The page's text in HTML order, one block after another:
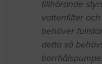
tillhörande
vattenfilter
behöver
detta så